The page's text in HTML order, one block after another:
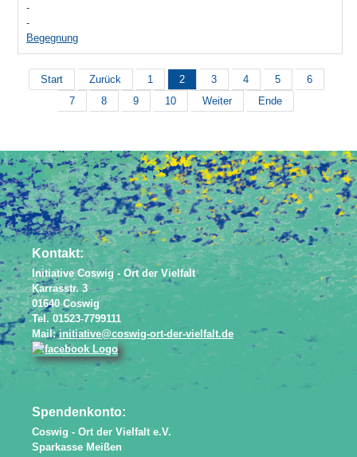
-
-
Begegnung
Start Zurück 1 2 3 4 5
6
7
8 9 10 Weiter Ende
Powered byJEM
Kontakt:
Initiative Coswig - Ort der Vielfalt
Karrasstr. 3
01640 Coswig
Tel. 01523-7799111
Mail:initiative@coswig-ort-der-vielfalt.de
Spendenkonto:
Coswig - Ort der Vielfalt e.V.
Sparkasse Meißen